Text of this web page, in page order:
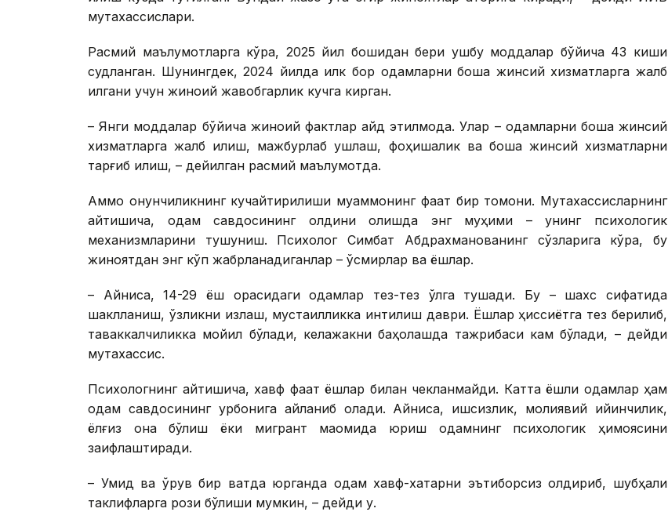
мутахассислари.
Расмий маълумотларга кўра, 2025 йил бошидан бери ушбу моддалар бўйича 43 киши
судланган. Шунингдек, 2024 йилда илк бор одамларни бошқа жинсий хизматларга жалб
қилгани учун жиноий жавобгарлик кучга кирган.
– Янги моддалар бўйича жиноий фактлар қайд этилмоқда. Улар – одамларни бошқа жинсий
хизматларга жалб қилиш, мажбурлаб ушлаш, фоҳишалик ва бошқа жинсий хизматларни
тарғиб қилиш, – дейилган расмий маълумотда.
Аммо қонунчиликнинг кучайтирилиши муаммонинг фақат бир томони. Мутахассисларнинг
айтишича, одам савдосининг олдини олишда энг муҳими – унинг психологик
механизмларини тушуниш. Психолог Симбат Абдрахманованинг сўзларига кўра, бу
жиноятдан энг кўп жабрланадиганлар – ўсмирлар ва ёшлар.
– Айниқса, 14-29 ёш орасидаги одамлар тез-тез қўлга тушади. Бу – шахс сифатида
шаклланиш, ўзликни излаш, мустақилликка интилиш даври. Ёшлар ҳиссиётга тез берилиб,
таваккалчиликка мойил бўлади, келажакни баҳолашда тажрибаси кам бўлади, – дейди
мутахассис.
Психологнинг айтишича, хавф фақат ёшлар билан чекланмайди. Катта ёшли одамлар ҳам
одам савдосининг қурбонига айланиб қолади. Айниқса, ишсизлик, молиявий қийинчилик,
ёлғиз она бўлиш ёки мигрант мақомида юриш одамнинг психологик ҳимоясини
заифлаштиради.
– Умид ва қўрқув бир вақтда юрганда одам хавф-хатарни эътиборсиз қолдириб, шубҳали
таклифларга рози бўлиши мумкин, – дейди у.